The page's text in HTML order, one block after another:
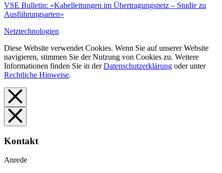
VSE Bulletin: «Kabelleitungen im Übertragungsnetz – Studie zu
Ausführungsarten»
Netztechnologien
Diese Website verwendet Cookies. Wenn Sie auf unserer Website
navigieren, stimmen Sie der Nutzung von Cookies zu. Weitere
Informationen finden Sie in derDatenschutzerklärung oder unter
Rechtliche Hinweise.
Kontakt
Anrede